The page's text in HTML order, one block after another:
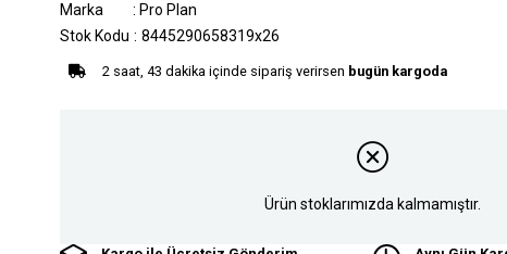
Marka : Pro Plan
Stok Kodu
8445290658319x26
2 saat, 43 dakika içinde sipariş verirsen bugün kargoda
Ürün stoklarımızda kalmamıştır.